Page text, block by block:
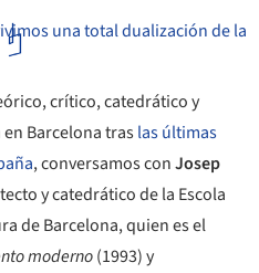
crítico, catedrático y
Barcelona traslas últimas
, conversamos conJosep
y catedrático de la Escola
de Barcelona, quien es el
moderno(1993) y